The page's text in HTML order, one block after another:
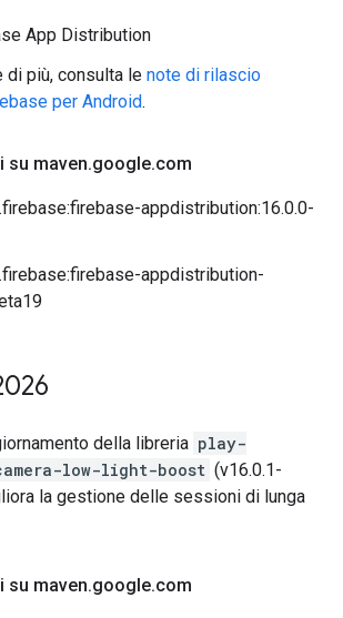
App Distribution
di più, consulta le note di rilascio
per Android.
su maven.google.com
appdistribution:16.0.0-
appdistribution-
della libreria play-
low-light-boost (v16.0.1-
la gestione delle sessioni di lunga
su maven.google.com